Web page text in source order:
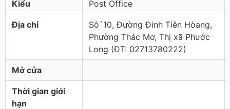
Kiểu Post Office
Địa chỉ
Sô´10, Đường Đinh Tiên Hòang,
Phường Thác Mơ, Thị xã Phước
Long (ÐT: 02713780222)
Mở cửa
Thời gian giới
hạn